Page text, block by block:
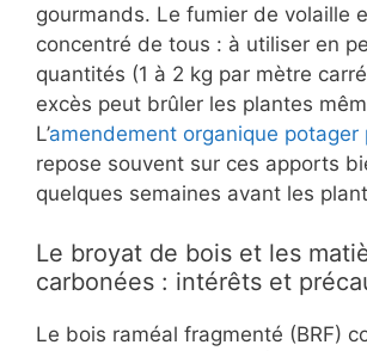
gourmands. Le fumier de volaille
concentré de tous : à utiliser en
quantités (1 à 2 kg par mètre
excès peut brûler les plantes
L’amendement organique potager
repose souvent sur ces apports
quelques semaines avant les
Le broyat de bois et les
carbonées : intérêts et
Le bois raméal fragmenté (BRF)